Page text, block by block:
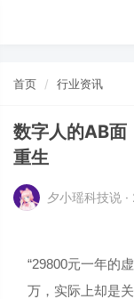
首页 行业资讯
数字人的AB面
重生
夕小瑶科技说
“29800元一年的
万，实际上却是